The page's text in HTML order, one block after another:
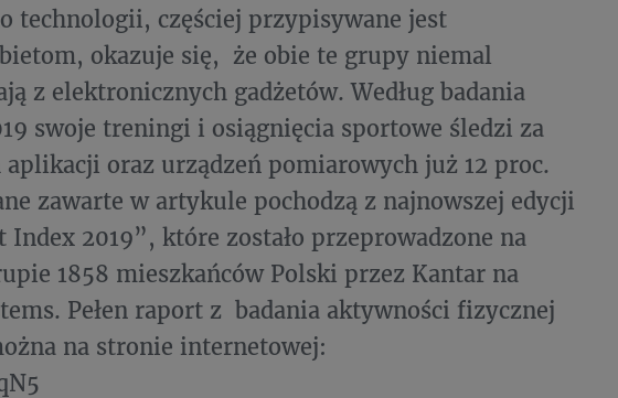
technologii, częściej przypisywane jest
okazuje się, że obie te grupy niemal
z elektronicznych gadżetów. Według badania
swoje treningi i osiągnięcia sportowe śledzi za
aplikacji oraz urządzeń pomiarowych już 12 proc.
zawarte w artykule pochodzą z najnowszej edycji
2019”, które zostało przeprowadzone na
1858 mieszkańców Polski przez Kantar na
Pełen raport z badania aktywności fizycznej
na stronie internetowej: